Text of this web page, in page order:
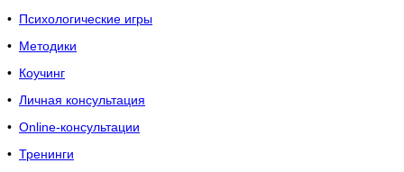
• Психологические игры
• Методики
• Коучинг
• Личная консультация
• Online-консультации
• Тренинги